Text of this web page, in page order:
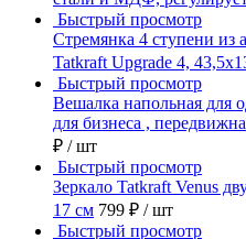
Быстрый просмотр
Стремянка 4 ступени из
Tatkraft Upgrade 4,
Быстрый просмотр
Вешалка напольная для
для бизнеса ,
₽ / шт
Быстрый просмотр
Зеркало Tatkraft Venus
17 см 799 ₽ / шт
Быстрый просмотр